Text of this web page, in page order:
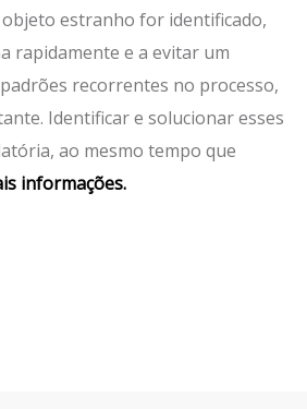
estranho for identificado,
rapidamente e a evitar um
recorrentes no processo,
Identificar e solucionar esses
ao mesmo tempo que
informações.